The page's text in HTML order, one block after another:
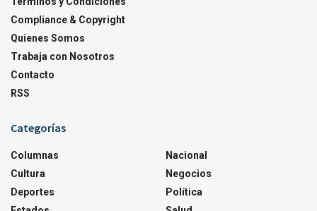
Compliance & Copyright
Quienes Somos
Trabaja con Nosotros
Contacto
RSS
Categorías
Columnas
Cultura
Deportes
Nacional
Negocios
Política